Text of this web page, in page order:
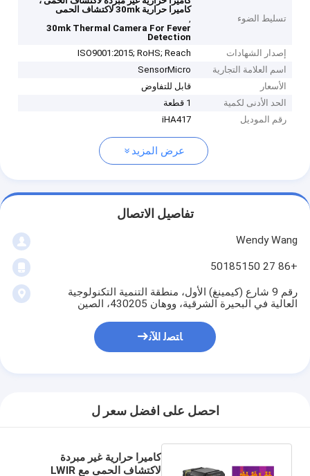
تسليط الضوء
كاميرا حرارية 30mk لاكتشاف الحمى
,
30mk Thermal Camera For Fever
Detection
إصدار الشهادات
ISO9001:2015; RoHS; Reach
اسم العلامة التجارية
SensorMicro
الأسعار
قابل للتفاوض
الحد الأدنى لكمية
1 قطعة
رقم الموديل
iHA417
عرض المزيد
تفاصيل الاتصال
Wendy Wang
+86 27 50185150
رقم 9 شارع (كيمينغ) الأول، منطقة التنمية التكنولوجية
العالية في البحيرة الشرقية، ووهان 430205، الصين
ﺎﺘﺼﻟ ﺍﻶﻧ
احصل على افضل سعر ل
كاميرا حرارية غير مبردة
لاكتشاف الحمى مع LWIR